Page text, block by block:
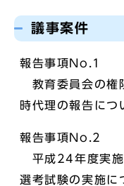
議事案件
報告事項No.1
教育委員会の権
時代理の報告につ
報告事項No.2
平成24年度実施
選考試験の実施に